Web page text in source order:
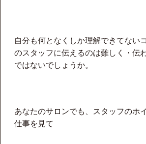
自分も何となくしか理解できてない
のスタッフに伝えるのは難しく・伝
ではないでしょうか。
あなたのサロンでも、スタッフのホ
仕事を見て